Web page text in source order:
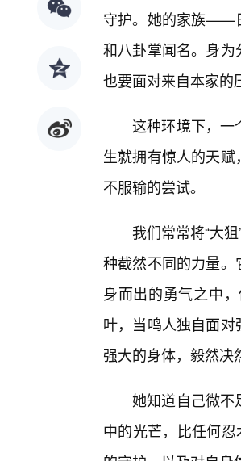
守护。她的家族——
和八卦掌闻名。身
也要面对来自本家的
这种环境下，一
生就拥有惊人的天
不服输的尝试。
我们常常将“大
种截然不同的力量
身而出的勇气之中
叶，当鸣人独自面
强大的身体，毅然决
她知道自己微不
中的光芒，比任何